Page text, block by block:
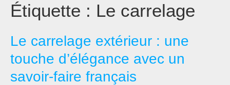
Étiquette : Le carrelage
Le carrelage extérieur : une
touche d’élégance avec un
savoir-faire français